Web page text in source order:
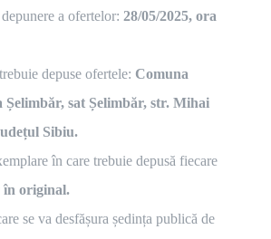
a ofertelor: 28/05/2025, ora
depuse ofertele: Comuna
Șelimbăr, sat Șelimbăr, str. Mihai
Sibiu.
în care trebuie depusă fiecare
în original.
se va desfășura ședința publică de